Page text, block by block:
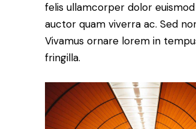
felis ullamcorper dolor
auctor quam viverra ac. Sed
Vivamus ornare lorem in
fringilla.